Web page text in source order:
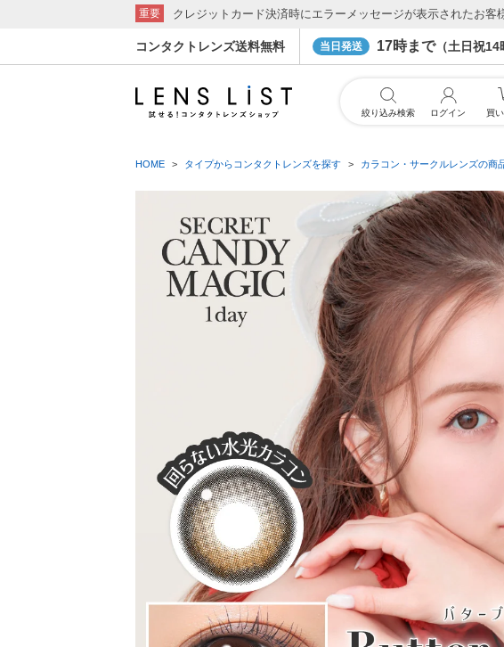
コンタクトレンズ送料無料 当日発送 17時まで（土日祝14
重要 クレジットカード決済時にエラーメッセージが表示されたお客
HOME タイプからコンタクトレンズを探す カラコン・サークルレンズの商
絞り込み検索 ログイン 買